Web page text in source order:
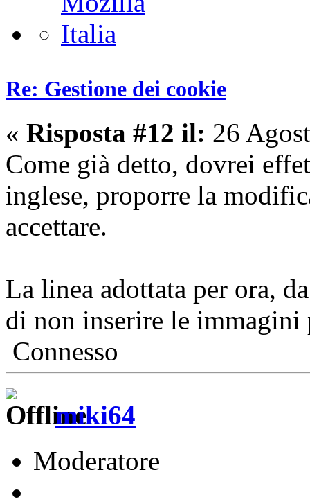
Re: Gestione dei cookie
« Risposta #12 il: 26
Come già detto, dovrei
inglese, proporre la
accettare.
La linea adottata per ora,
di non inserire le
Connesso
miki64
Moderatore